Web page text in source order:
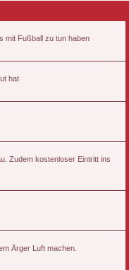
mit Fußball zu tun haben
hat
Zudem kostenloser Eintritt ins
Ärger Luft machen.